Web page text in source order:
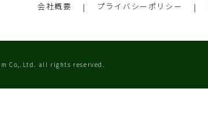
会社概要 プライバシーポリシー
Co,.Ltd. all rights reserved.